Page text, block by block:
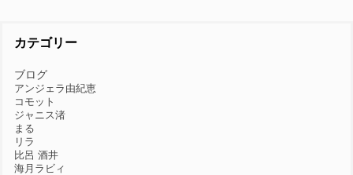
カテゴリー
ブログ
アンジェラ由紀恵
コモット
ジャニス渚
まる
リラ
比呂 酒井
海月ラビィ